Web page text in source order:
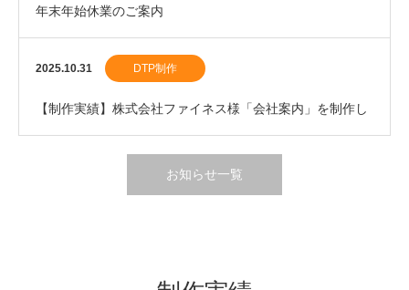
年末年始休業のご案内
2025.10.31 DTP制作
【制作実績】株式会社ファイネス様「会社案内」を制作し
お知らせ一覧